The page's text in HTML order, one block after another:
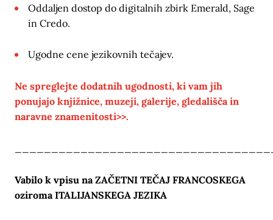
Oddaljen dostop do digitalnih zbirk Emerald, Sage
in Credo.
Ugodne cene jezikovnih tečajev.
Ne spreglejte dodatnih ugodnosti, ki vam jih
ponujajo knjižnice, muzeji, galerije, gledališča in
naravne znamenitosti>>.
Vabilo k vpisu na ZAČETNI TEČAJ FRANCOSKEGA
oziroma ITALIJANSKEGA JEZIKA